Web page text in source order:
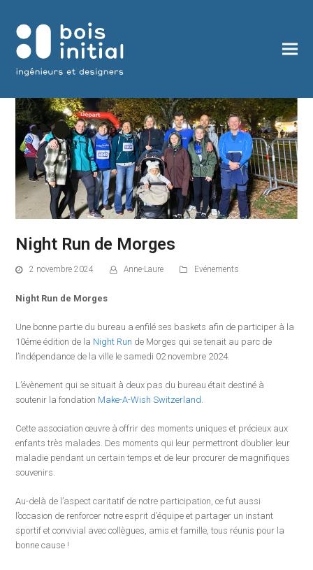
Night Run de Morges
2 novembre 2024 Anne-Laure Evénements
Night Run de Morges
Une bonne partie du bureau a enfilé ses baskets afin de participer à la
10éme édition de la Night Run de Morges qui se tenait au parc de
l’indépendance de la ville le samedi 02 novembre 2024.
L’évènement qui se situait à deux pas du bureau était destiné à
soutenir la fondation Make-A-Wish Switzerland
Cette association œuvre à offrir des moments uniques et précieux aux
enfants très malades. Des moments qui leur permettront d’oublier leur
maladie pendant un certain temps et de leur procurer de magnifiques
souvenirs.
Au-delà de l’aspect caritatif de notre participation, ce fut aussi
l’occasion de renforcer notre esprit d’équipe et partager un instant
sportif et convivial avec collègues, amis et famille, tous réunis pour la
bonne cause !